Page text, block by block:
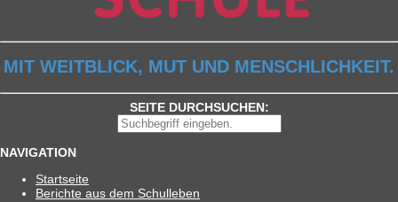
MIT WEITBLICK, MUT UND MENSCHLICHKEIT.
SEITE DURCHSUCHEN:
NAVIGATION
Start­seite
Berichte aus dem Schulleben